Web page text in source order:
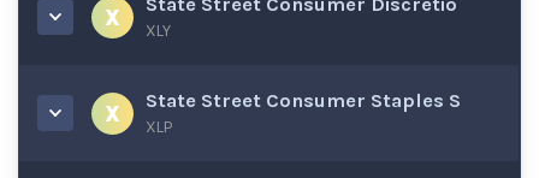
XLY
State Street Consumer Staples S
XLP